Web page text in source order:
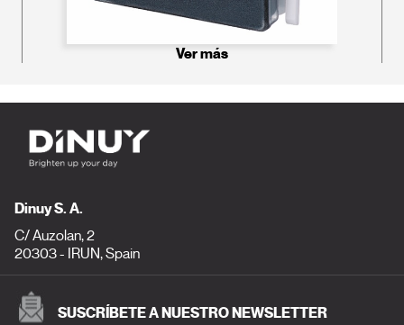
Ver más
Dinuy S. A.
C/ Auzolan, 2
20303 - IRUN, Spain
SUSCRÍBETE A NUESTRO NEWSLETTER